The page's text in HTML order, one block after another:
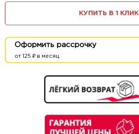
КУПИТЬ В 1 КЛИК
Оформить рассрочку
от 125 ₽ в месяц